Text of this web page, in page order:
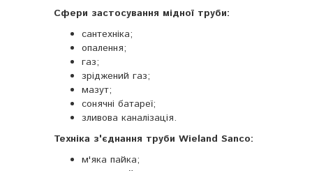
Сфери застосування мідної труби:
сантехніка;
опалення;
газ;
зріджений газ;
мазут;
сонячні батареї;
зливова каналізація.
Техніка з'єднання труби Wieland Sanco:
м'яка пайка;